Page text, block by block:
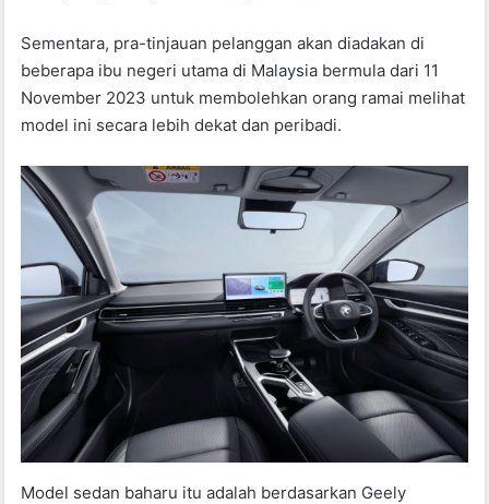
Sementara, pra-tinjauan pelanggan akan diadakan di
beberapa ibu negeri utama di Malaysia bermula dari 11
November 2023 untuk membolehkan orang ramai melihat
model ini secara lebih dekat dan peribadi.
Model sedan baharu itu adalah berdasarkan Geely